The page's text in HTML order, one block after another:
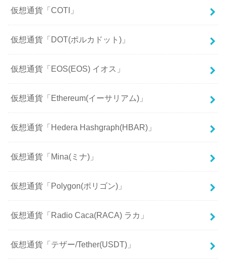
仮想通貨「COTI」
仮想通貨「DOT(ポルカドット)」
仮想通貨「EOS(EOS) イオス」
仮想通貨「Ethereum(イーサリアム)」
仮想通貨「Hedera Hashgraph(HBAR)」
仮想通貨「Mina(ミナ)」
仮想通貨「Polygon(ポリゴン)」
仮想通貨「Radio Caca(RACA) ラカ」
仮想通貨「テザー/Tether(USDT)」